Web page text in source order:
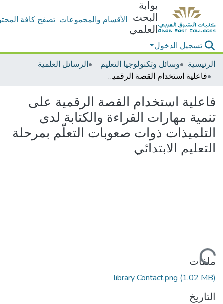
بوابة
البحث
العلمي
الأقسام والمجموعات تصفح كافة
تسجيل الدخول
الرئيسية
وسائل وتكنولوجيا التعليم
الرسائل العلمية
فاعلية استخدام القصة الرقمية على تنمية مهارات القراءة والكتابة لدى التلميذات ذوات صعوبات التعلّم بمرحلة التعليم الابتدائي
فاعلية استخدام القصة الرقمية على
تنمية مهارات القراءة والكتابة لدى
التلميذات ذوات صعوبات التعلّم بمرحلة
التعليم الابتدائي
جاري التحميل...
ملفات
library Contact.png (1.02 MB)
التاريخ